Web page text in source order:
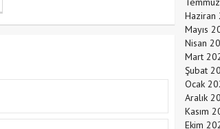
Haziran
Mayıs
Nisan
Mart
Şubat
Ocak
Aralık
Kasım
Ekim